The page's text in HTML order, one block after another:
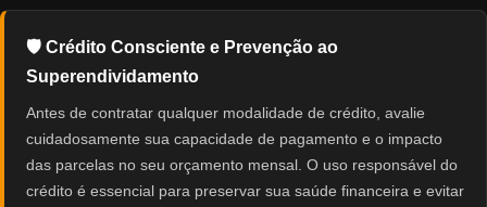
🛡️ Crédito Consciente e Prevenção ao
Superendividamento
Antes de contratar qualquer modalidade de crédito, avalie
cuidadosamente sua capacidade de pagamento e o impacto
das parcelas no seu orçamento mensal. O uso responsável do
crédito é essencial para preservar sua saúde financeira e evitar